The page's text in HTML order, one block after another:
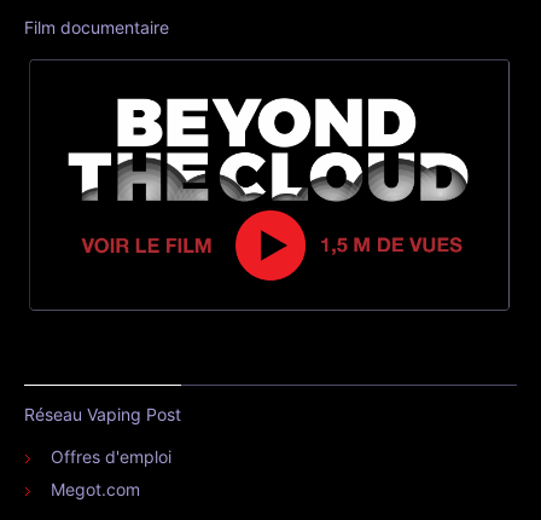
Film documentaire
Réseau Vaping Post
Offres d'emploi
Megot.com